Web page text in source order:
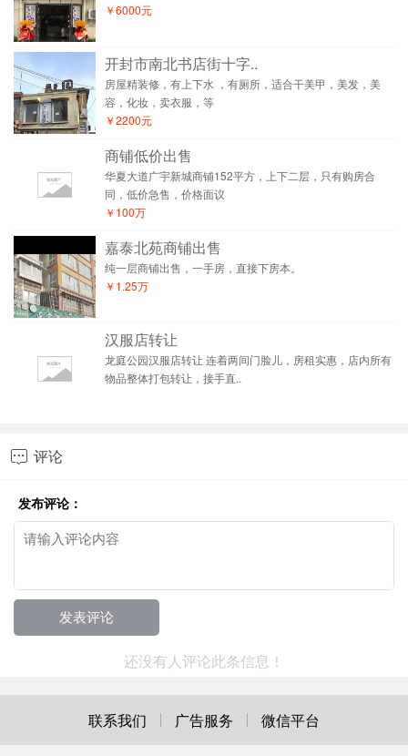
￥6000元
开封市南北书店街十字..
房屋精装修，有上下水 ，有厕所，适合干美甲，美发，美
容，化妆，卖衣服，等
￥2200元
商铺低价出售
华夏大道广宇新城商铺152平方，上下二层，只有购房合
同，低价急售，价格面议
￥100万
嘉泰北苑商铺出售
纯一层商铺出售，一手房，直接下房本。
￥1.25万
汉服店转让
龙庭公园汉服店转让 连着两间门脸儿，房租实惠，店内所有
物品整体打包转让，接手直..
 评论
发布评论：
还没有人评论此条信息！
联系我们 广告服务 微信平台